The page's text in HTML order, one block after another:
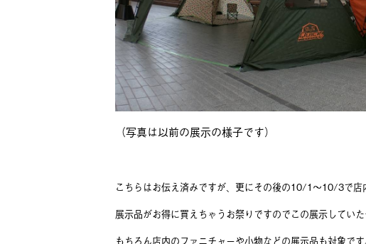
（写真は以前の展示の様子です）
こちらはお伝え済みですが、更にその後の10/1～10/3で店
展示品がお得に買えちゃうお祭りですのでこの展示してい
もちろん店内のファニチャーや小物などの展示品も対象です